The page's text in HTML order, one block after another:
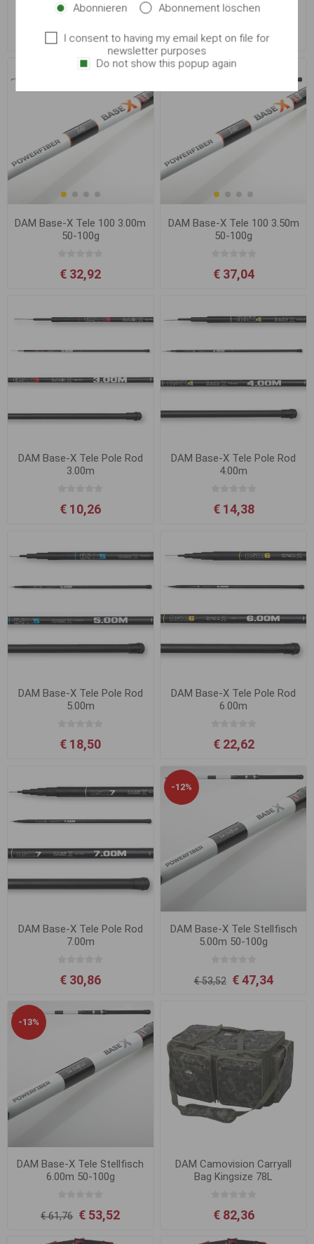
€ 30,86 € 37,04 € 30,86
DAM Base-X Tele 100 3.00m
50-100g
€ 32,92
DAM Base-X Tele 100 3.50m
50-100g
€ 37,04
DAM Base-X Tele Pole Rod
3.00m
€ 10,26
DAM Base-X Tele Pole Rod
4.00m
€ 14,38
DAM Base-X Tele Pole Rod
5.00m
€ 18,50
DAM Base-X Tele Pole Rod
6.00m
€ 22,62
DAM Base-X Tele Pole Rod
7.00m
€ 30,86
-12%
DAM Base-X Tele Stellfisch
5.00m 50-100g
€ 53,52 € 47,34
-13%
DAM Base-X Tele Stellfisch
6.00m 50-100g
€ 61,76 € 53,52
DAM Camovision Carryall
Bag Kingsize 78L
€ 82,36
Abonnieren Abonnement löschen
I consent to having my email kept on file for
newsletter purposes
Do not show this popup again